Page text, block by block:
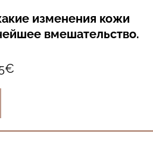
изменения кожи
вмешательство.